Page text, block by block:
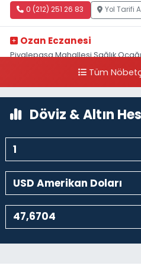
0 (212) 251 26 83 Yol Tarifi
Ozan Eczanesi
Piyalepaşa Mahallesi Sağlık
Tüm
Döviz & Altın